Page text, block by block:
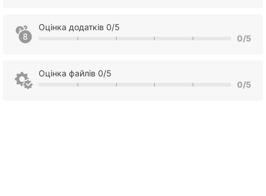
Оцінка додатків 0/5
0/5
Оцінка файлів 0/5
0/5